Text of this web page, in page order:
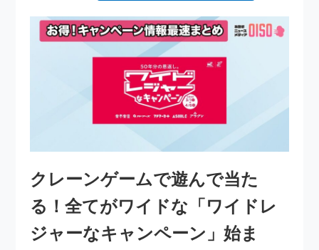
クレーンゲームで遊んで当た
る！全てがワイドな「ワイドレ
ジャーなキャンペーン」始ま